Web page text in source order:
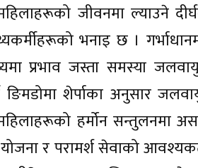
जीवनमा ल्याउने
भनाइ छ ।
प्रभाव जस्ता समस्या
शेर्पाका अनुसार
हर्मोन सन्तुलनमा
योजना र परामर्श सेवाको